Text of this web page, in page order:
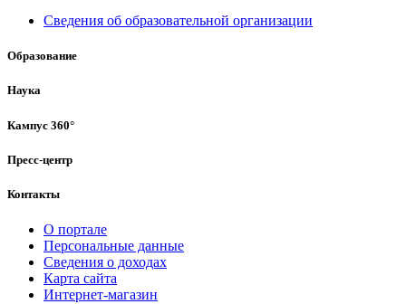
Сведения об образовательной организации
Образование
Наука
Кампус 360°
Пресс-центр
Контакты
О портале
Персональные данные
Сведения о доходах
Карта сайта
Интернет-магазин